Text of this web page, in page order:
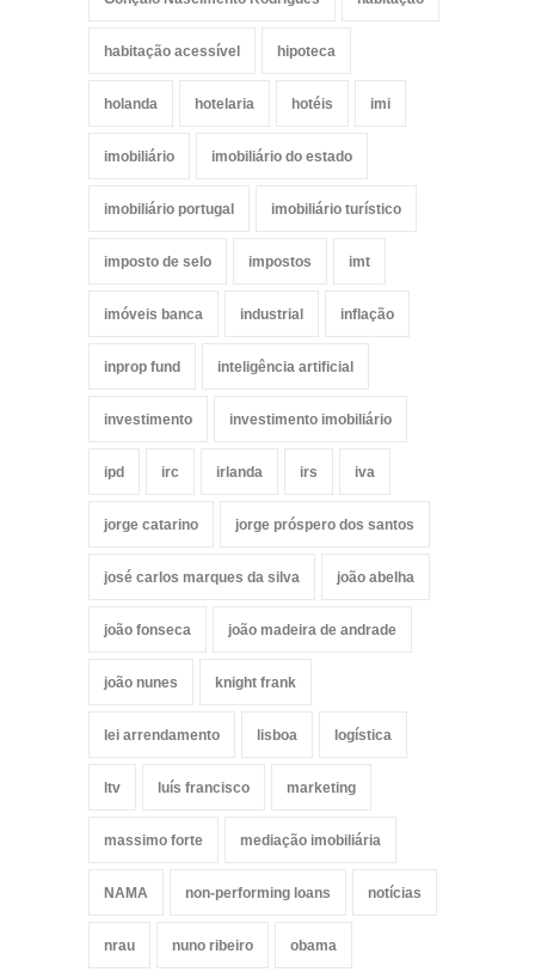
habitação acessível hipoteca
holanda hotelaria hotéis imi
imobiliário imobiliário do estado
imobiliário portugal imobiliário turístico
imposto de selo impostos imt
imóveis banca industrial inflação
inprop fund inteligência artificial
investimento investimento imobiliário
ipd irc irlanda irs iva
jorge catarino jorge próspero dos santos
josé carlos marques da silva joão abelha
joão fonseca joão madeira de andrade
joão nunes knight frank
lei arrendamento lisboa logística
ltv luís francisco marketing
massimo forte mediação imobiliária
NAMA non-performing loans notícias
nrau nuno ribeiro obama